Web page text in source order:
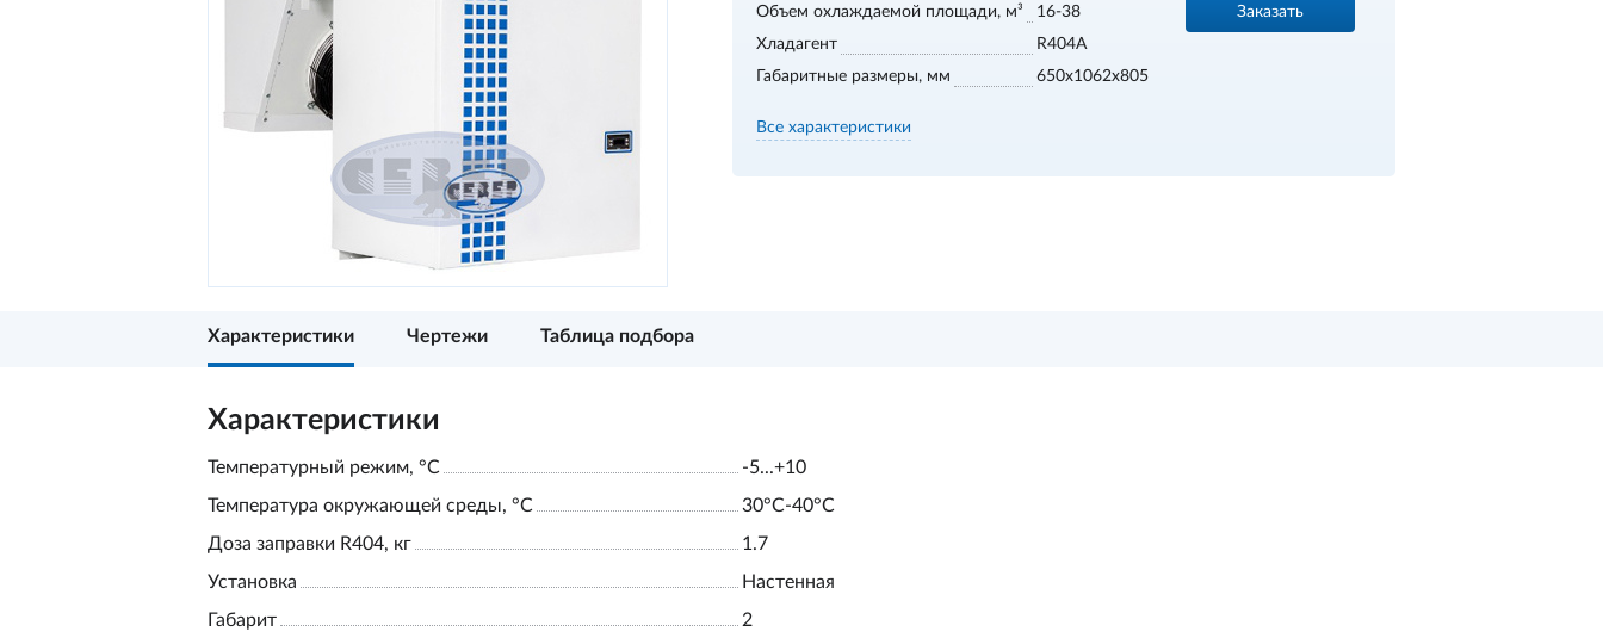
Объем охлаждаемой площади, м³
16-38
Хладагент
R404A
Габаритные размеры, мм
650x1062x805
Заказать
Все характеристики
Характеристики Чертежи Таблица подбора
Характеристики
Температурный режим, °С
-5...+10
Температура окружающей среды, °С
30°С-40°С
Доза заправки R404, кг
1.7
Установка
Настенная
Габарит
2